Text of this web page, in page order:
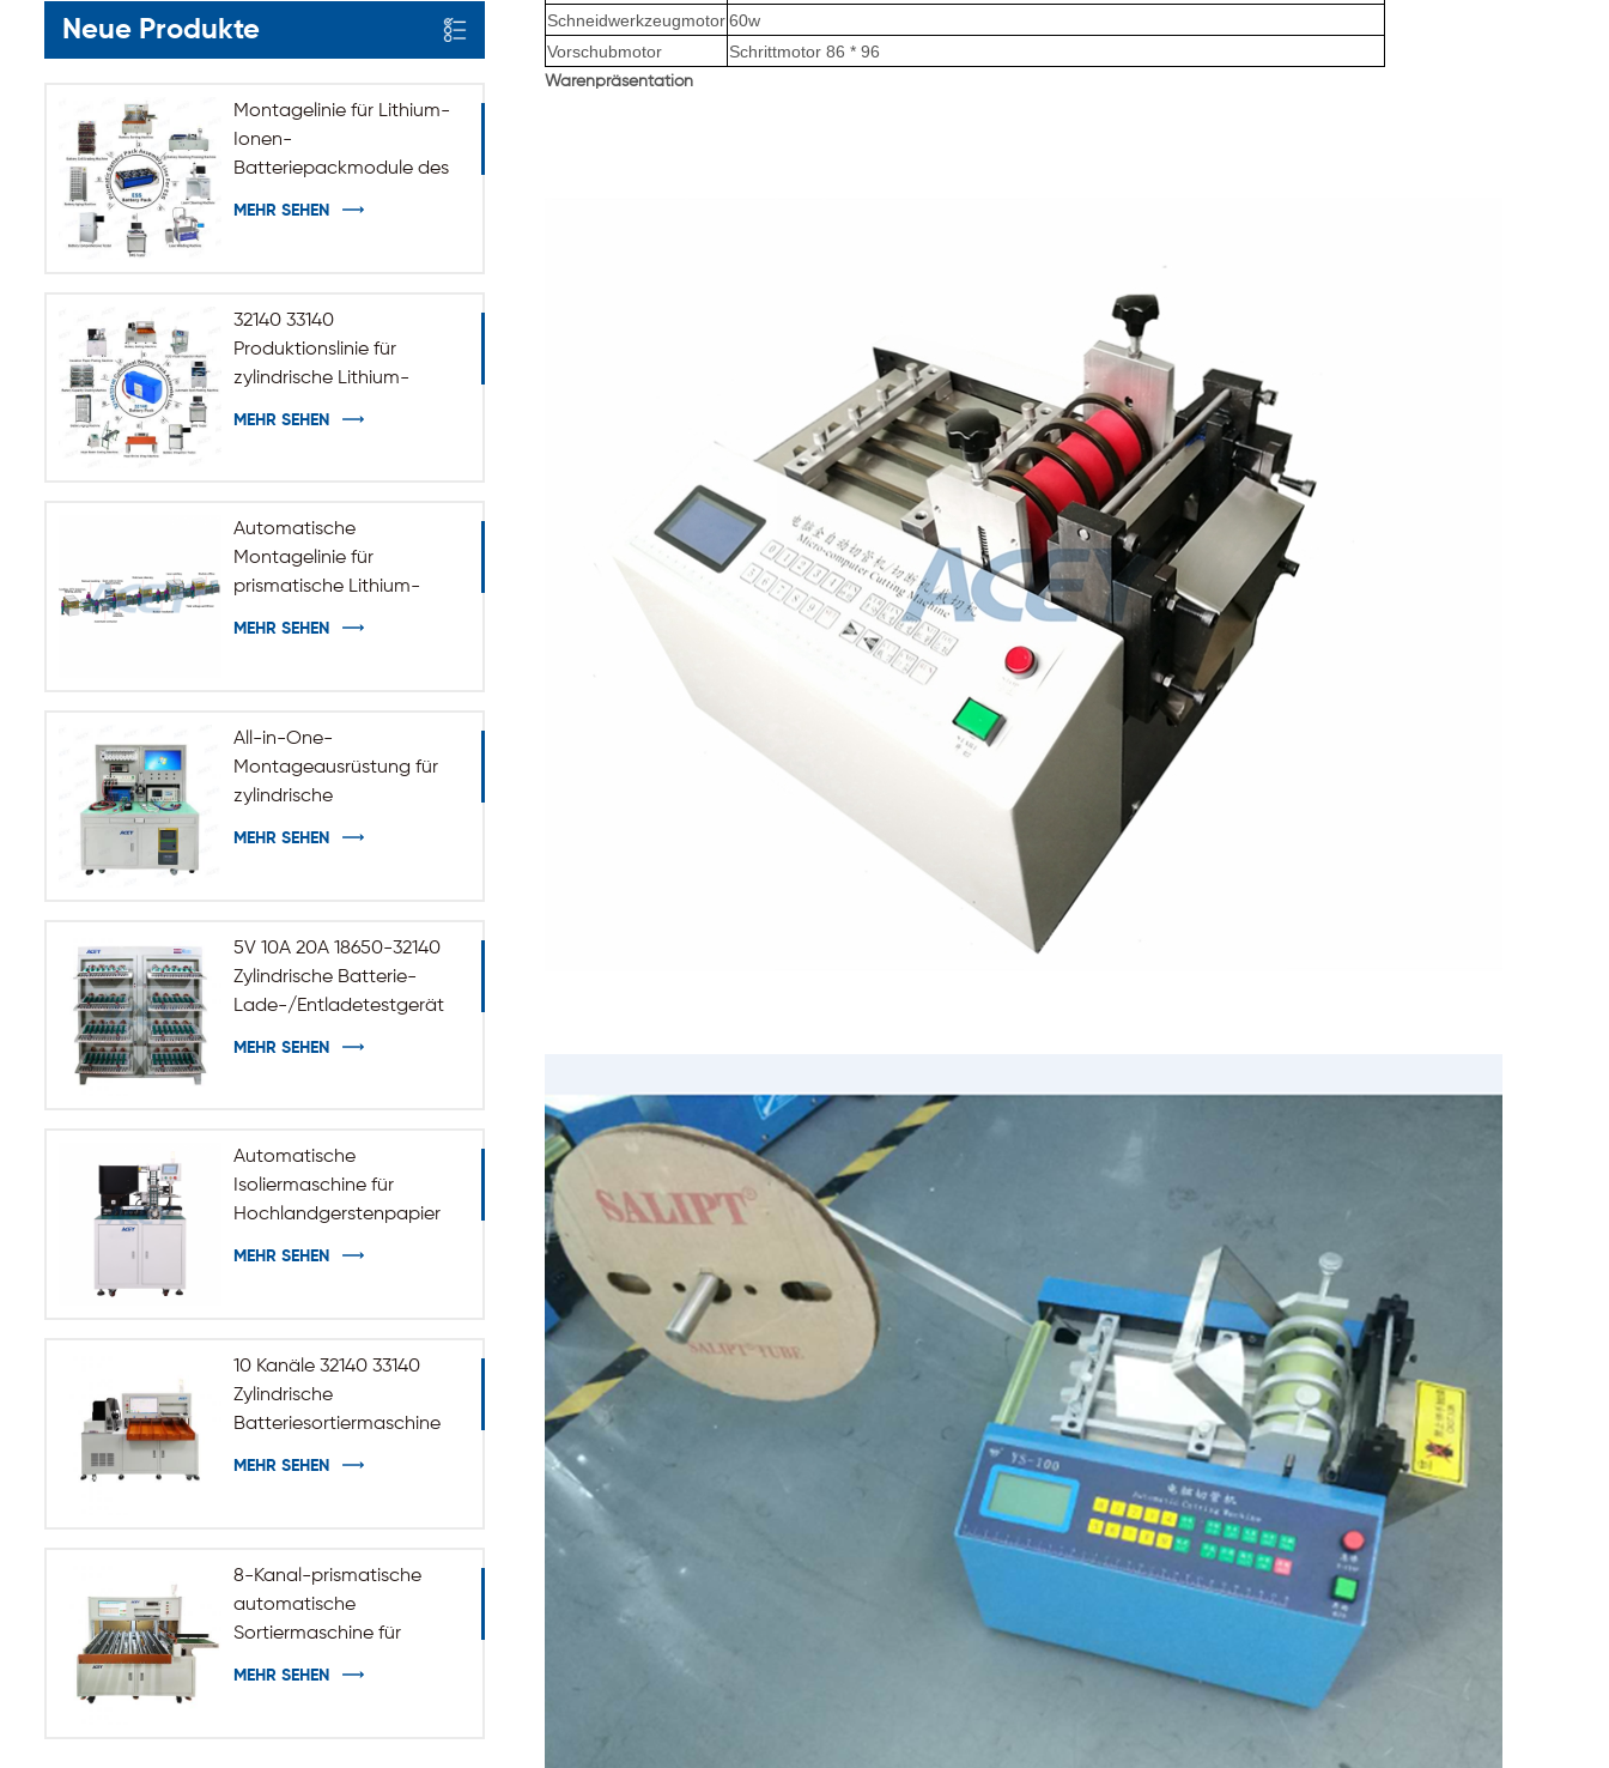
Neue Produkte
Montagelinie für Lithium-
Ionen-
Batteriepackmodule des
MEHR SEHEN
32140 33140
Produktionslinie für
zylindrische Lithium-
MEHR SEHEN
Automatische
Montagelinie für
prismatische Lithium-
MEHR SEHEN
All-in-One-
Montageausrüstung für
zylindrische
MEHR SEHEN
5V 10A 20A 18650-32140
Zylindrische Batterie-
Lade-/Entladetestgerät
MEHR SEHEN
Automatische
Isoliermaschine für
Hochlandgerstenpapier
MEHR SEHEN
10 Kanäle 32140 33140
Zylindrische
Batteriesortiermaschine
MEHR SEHEN
8-Kanal-prismatische
automatische
Sortiermaschine für
MEHR SEHEN
Schneidwerkzeugmotor 60w
Vorschubmotor
Schrittmotor 86 * 96
Warenpräsentation